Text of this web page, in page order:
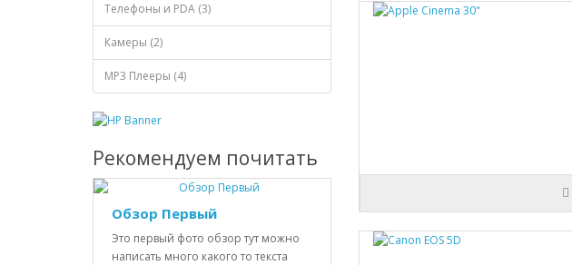
Телефоны и PDA (3)
Камеры (2)
MP3 Плееры (4)
Рекомендуем почитать
Обзор Первый
Это первый фото обзор тут можно
написать много какого то текста